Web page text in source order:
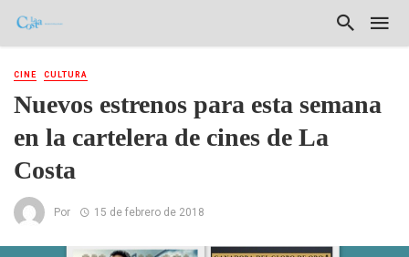
CINE CULTURA
Nuevos estrenos para esta semana
en la cartelera de cines de La
Costa
Por 15 de febrero de 2018